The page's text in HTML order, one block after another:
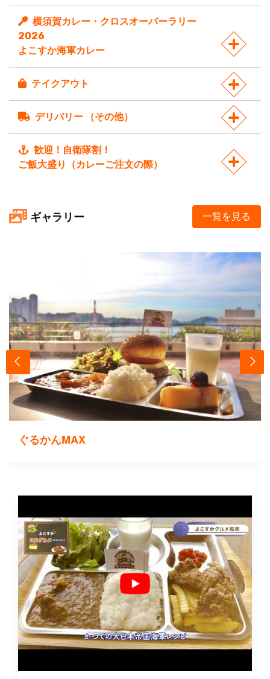
横須賀カレー・クロスオーバーラリー
2026
よこすか海軍カレー
テイクアウト
デリバリー （その他）
歓迎！自衛隊割！
ご飯大盛り（カレーご注文の際）
ギャラリー 一覧を見る
ぐるかんMAX